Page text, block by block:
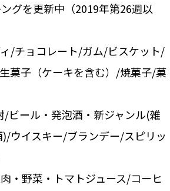
グを更新中（2019年第26週以
/チョコレート/ガム/ビスケット/
菓子（ケーキを含む）/焼菓子/菓
ール・発泡酒・新ジャンル(雑
ウイスキー/ブランデー/スピリッ
野菜・トマトジュース/コーヒ